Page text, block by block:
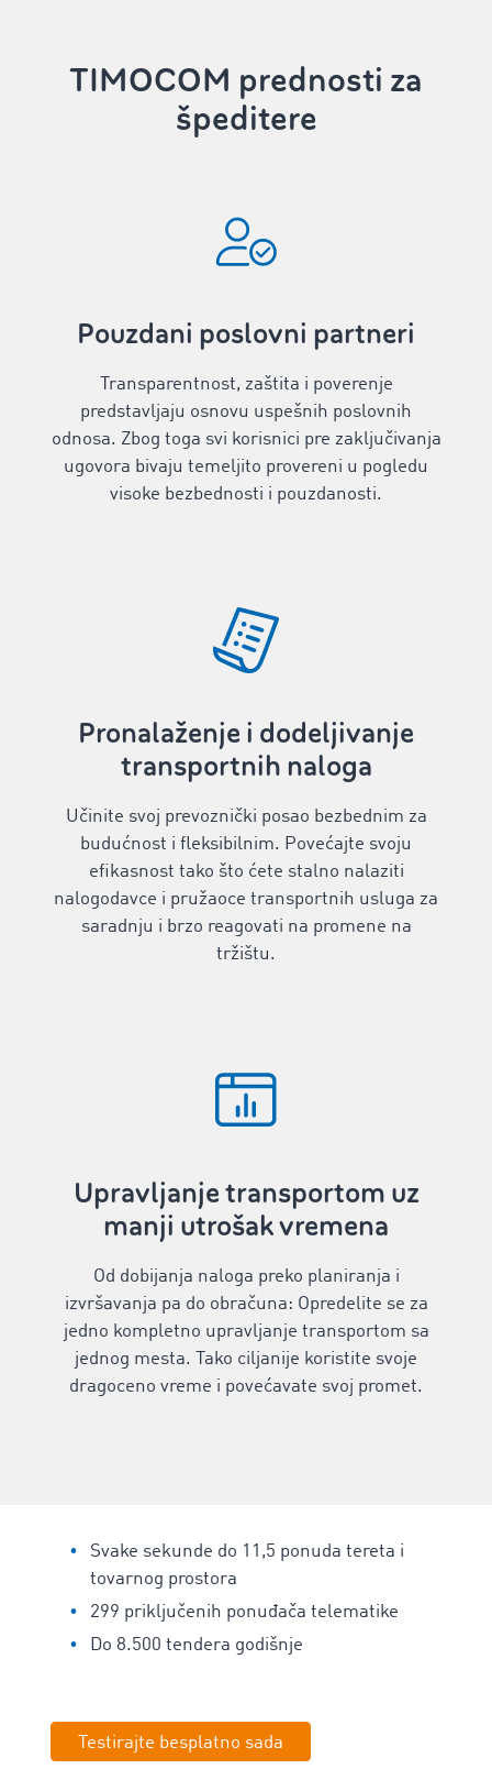
TIMOCOM prednosti za
špeditere
Pouzdani poslovni partneri
Transparentnost, zaštita i poverenje
predstavljaju osnovu uspešnih poslovnih
odnosa. Zbog toga svi korisnici pre zaključivanja
ugovora bivaju temeljito provereni u pogledu
visoke bezbednosti i pouzdanosti.
Pronalaženje i dodeljivanje
transportnih naloga
Učinite svoj prevoznički posao bezbednim za
budućnost i fleksibilnim. Povećajte svoju
efikasnost tako što ćete stalno nalaziti
nalogodavce i pružaoce transportnih usluga za
saradnju i brzo reagovati na promene na
tržištu.
Upravljanje transportom uz
manji utrošak vremena
Od dobijanja naloga preko planiranja i
izvršavanja pa do obračuna: Opredelite se za
jedno kompletno upravljanje transportom sa
jednog mesta. Tako ciljanije koristite svoje
dragoceno vreme i povećavate svoj promet.
Svake sekunde do 11,5 ponuda tereta i
tovarnog prostora
299 priključenih ponuđača telematike
Do 8.500 tendera godišnje
Testirajte besplatno sada